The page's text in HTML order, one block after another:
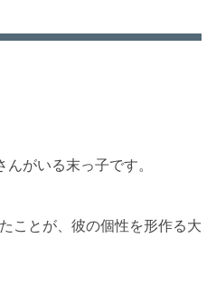
がいる末っ子です。
ことが、彼の個性を形作る大